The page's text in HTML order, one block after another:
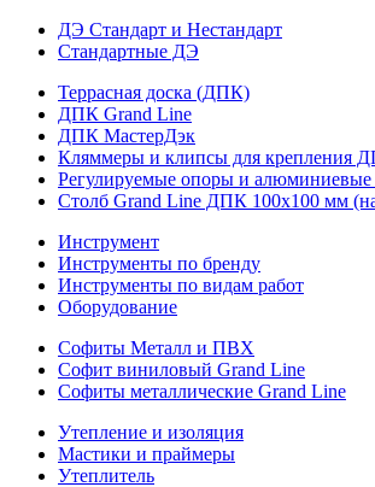
ДЭ Стандарт и Нестандарт
Стандартные ДЭ
Террасная доска (ДПК)
ДПК Grand Line
ДПК МастерДэк
Кляммеры и клипсы для крепления
Регулируемые опоры и алюминиевые
Столб Grand Line ДПК 100х100 мм
Инструмент
Инструменты по бренду
Инструменты по видам работ
Оборудование
Софиты Металл и ПВХ
Софит виниловый Grand Line
Софиты металлические Grand Line
Утепление и изоляция
Мастики и праймеры
Утеплитель